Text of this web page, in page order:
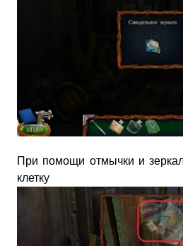
При помощи отмычки и
клетку